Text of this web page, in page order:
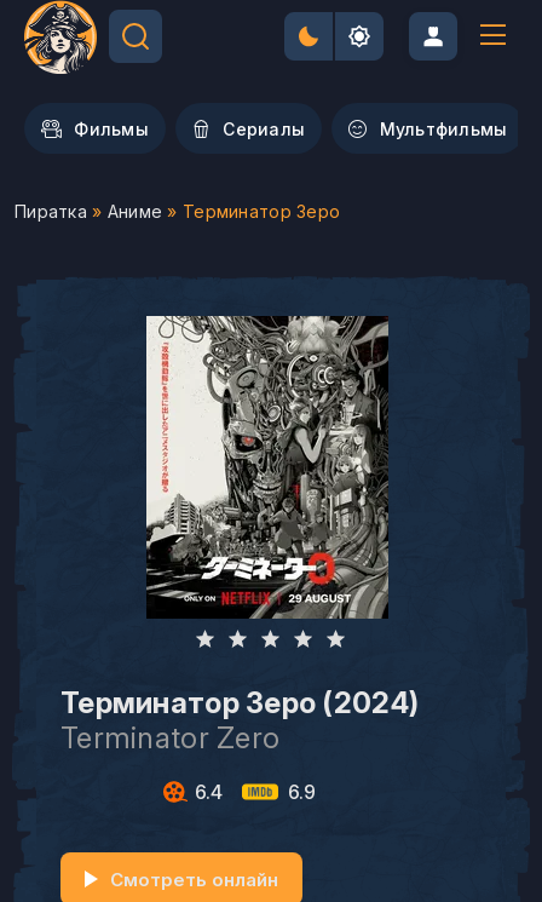
Фильмы Сериалы Мультфильмы
Пиратка » Аниме » Терминатор Зеро
Терминатор Зеро (2024)
Terminator Zero
6.4 6.9
Смотреть онлайн